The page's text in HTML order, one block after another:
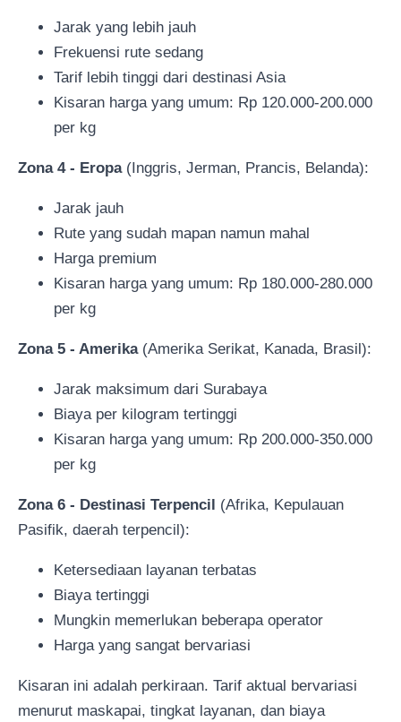
Jarak yang lebih jauh
Frekuensi rute sedang
Tarif lebih tinggi dari destinasi Asia
Kisaran harga yang umum: Rp 120.000-200.000
per kg
Zona 4 - Eropa(Inggris, Jerman, Prancis, Belanda):
Jarak jauh
Rute yang sudah mapan namun mahal
Harga premium
Kisaran harga yang umum: Rp 180.000-280.000
per kg
Zona 5 - Amerika(Amerika Serikat, Kanada, Brasil):
Jarak maksimum dari Surabaya
Biaya per kilogram tertinggi
Kisaran harga yang umum: Rp 200.000-350.000
per kg
Zona 6 - Destinasi Terpencil
(Afrika, Kepulauan
Pasifik, daerah terpencil):
Ketersediaan layanan terbatas
Biaya tertinggi
Mungkin memerlukan beberapa operator
Harga yang sangat bervariasi
Kisaran ini adalah perkiraan. Tarif aktual bervariasi
menurut maskapai, tingkat layanan, dan biaya